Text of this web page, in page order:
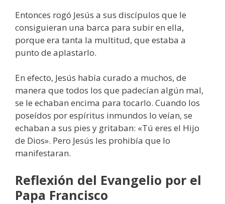
Entonces rogó Jesús a sus discípulos que le
consiguieran una barca para subir en ella,
porque era tanta la multitud, que estaba a
punto de aplastarlo.
En efecto, Jesús había curado a muchos, de
manera que todos los que padecían algún mal,
se le echaban encima para tocarlo. Cuando los
poseídos por espíritus inmundos lo veían, se
echaban a sus pies y gritaban: «Tú eres el Hijo
de Dios». Pero Jesús les prohibía que lo
manifestaran.
Reflexión del Evangelio por el
Papa Francisco